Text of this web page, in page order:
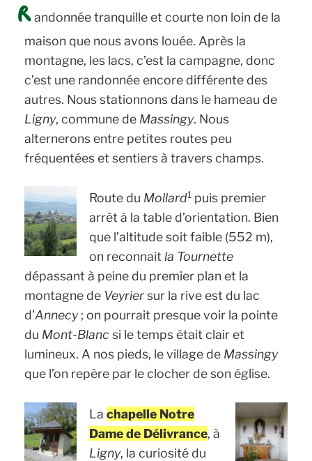
R andonnée tranquille et courte non loin de la
maison que nous avons louée. Après la
montagne, les lacs, c’est la campagne, donc
c’est une randonnée encore différente des
autres. Nous stationnons dans le hameau de
Ligny, commune de Massingy. Nous
alternerons entre petites routes peu
fréquentées et sentiers à travers champs.
Route du Mollard1puis premier
arrêt à la table d’orientation. Bien
que l’altitude soit faible (552 m),
on reconnaitla Tournette
dépassant à peine du premier plan et la
montagne de Veyriersur la rive est du lac
d’Annecy; on pourrait presque voir la pointe
du Mont-Blanc si le temps était clair et
lumineux. A nos pieds, le village de Massingy
que l’on repère par le clocher de son église.
La chapelle Notre
Dame de Délivrance, à
Ligny, la curiosité du